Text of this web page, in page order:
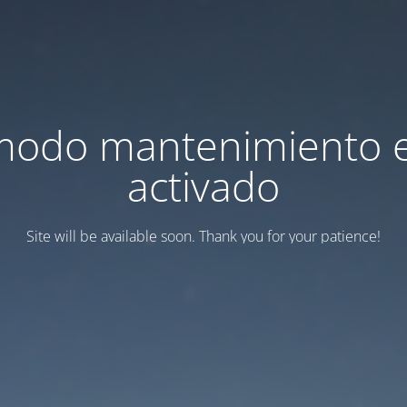
mantenimiento
activado
Site will be available soon. Thank you for your patience!